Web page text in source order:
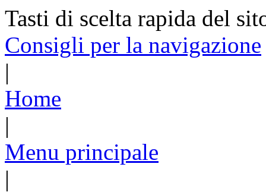
Tasti di scelta rapida del
Consigli per la navigazione
|
Home
|
Menu principale
|